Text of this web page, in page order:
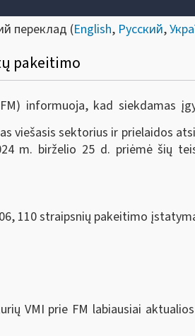
переклад (English, Русский,
pakeitimo
informuoja, kad siekdamas
viešasis sektorius ir prielaidos
m. birželio 25 d. priėmė šių
110 straipsnių pakeitimo
VMI prie FM labiausiai